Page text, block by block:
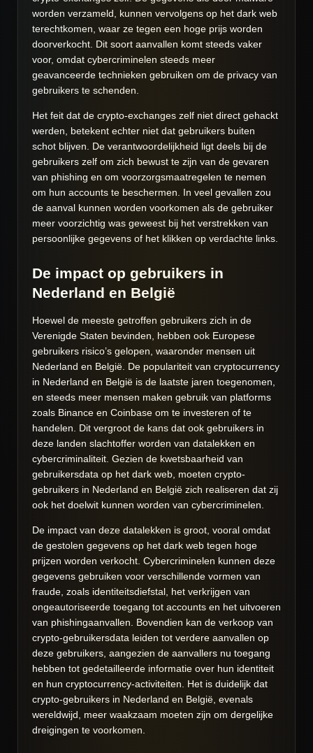
worden verzameld, kunnen vervolgens op het dark web
terechtkomen, waar ze tegen een hoge prijs worden
doorverkocht. Dit soort aanvallen komt steeds vaker
voor, omdat cybercriminelen steeds meer
geavanceerde technieken gebruiken om de privacy van
gebruikers te schenden.
Het feit dat de crypto-exchanges zelf niet direct gehackt
werden, betekent echter niet dat gebruikers buiten
schot blijven. De verantwoordelijkheid ligt deels bij de
gebruikers zelf om zich bewust te zijn van de gevaren
van phishing en om voorzorgsmaatregelen te nemen
om hun accounts te beschermen. In veel gevallen zou
de aanval kunnen worden voorkomen als de gebruiker
meer voorzichtig was geweest bij het verstrekken van
persoonlijke gegevens of het klikken op verdachte links.
De impact op gebruikers in
Nederland en België
Hoewel de meeste getroffen gebruikers zich in de
Verenigde Staten bevinden, hebben ook Europese
gebruikers risico’s gelopen, waaronder mensen uit
Nederland en België. De populariteit van cryptocurrency
in Nederland en België is de laatste jaren toegenomen,
en steeds meer mensen maken gebruik van platforms
zoals Binance en Coinbase om te investeren of te
handelen. Dit vergroot de kans dat ook gebruikers in
deze landen slachtoffer worden van datalekken en
cybercriminaliteit. Gezien de kwetsbaarheid van
gebruikersdata op het dark web, moeten crypto-
gebruikers in Nederland en België zich realiseren dat zij
ook het doelwit kunnen worden van cybercriminelen.
De impact van deze datalekken is groot, vooral omdat
de gestolen gegevens op het dark web tegen hoge
prijzen worden verkocht. Cybercriminelen kunnen deze
gegevens gebruiken voor verschillende vormen van
fraude, zoals identiteitsdiefstal, het verkrijgen van
ongeautoriseerde toegang tot accounts en het uitvoeren
van phishingaanvallen. Bovendien kan de verkoop van
crypto-gebruikersdata leiden tot verdere aanvallen op
deze gebruikers, aangezien de aanvallers nu toegang
hebben tot gedetailleerde informatie over hun identiteit
en hun cryptocurrency-activiteiten. Het is duidelijk dat
crypto-gebruikers in Nederland en België, evenals
wereldwijd, meer waakzaam moeten zijn om dergelijke
dreigingen te voorkomen.